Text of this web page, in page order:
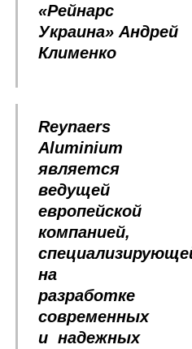
«Рейнарс
Украина» Андрей
Клименко
Reynaers
Aluminium
является
ведущей
европейской
компанией,
на
разработке
современных
и надежных